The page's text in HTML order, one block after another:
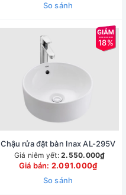
So sánh
18%
Chậu rửa đặt bàn Inax AL-295V
Giá niêm yết: 2.550.000₫
Giá bán: 2.091.000₫
So sánh